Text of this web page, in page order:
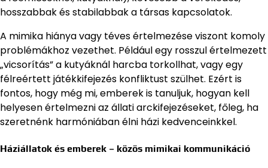
hosszabbak és stabilabbak a társas kapcsolatok.
A mimika hiánya vagy téves értelmezése viszont komoly
problémákhoz vezethet. Például egy rosszul értelmezett
„vicsorítás” a kutyáknál harcba torkollhat, vagy egy
félreértett játékkifejezés konfliktust szülhet. Ezért is
fontos, hogy még mi, emberek is tanuljuk, hogyan kell
helyesen értelmezni az állati arckifejezéseket, főleg, ha
szeretnénk harmóniában élni házi kedvenceinkkel.
Háziállatok és emberek – közös mimikai kommunikáció